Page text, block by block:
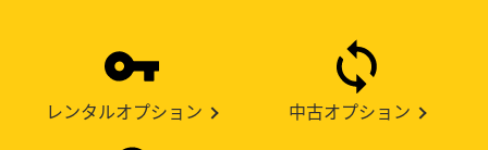
レンタルオプション 中古オプション